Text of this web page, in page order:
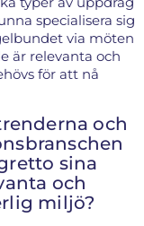
specialisera sig
via möten
är relevanta och
för att nå
och
sina
och
miljö?